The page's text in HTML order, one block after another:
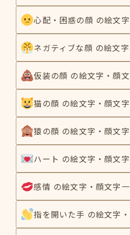
心配・困惑の顔 の絵文
ネガティブな顔 の絵文
仮装の顔 の絵文字・顔
猫の顔 の絵文字・顔文
猿の顔 の絵文字・顔文
ハート の絵文字・顔文
感情 の絵文字・顔文字
指を開いた手 の絵文字